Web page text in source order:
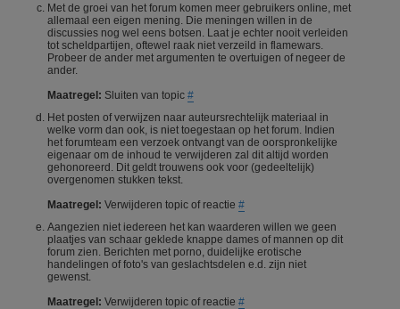
Met de groei van het forum komen meer gebruikers online, met
allemaal een eigen mening. Die meningen willen in de
discussies nog wel eens botsen. Laat je echter nooit verleiden
tot scheldpartijen, oftewel raak niet verzeild in flamewars.
Probeer de ander met argumenten te overtuigen of negeer de
ander.
Maatregel: Sluiten van topic #
Het posten of verwijzen naar auteursrechtelijk materiaal in
welke vorm dan ook, is niet toegestaan op het forum. Indien
het forumteam een verzoek ontvangt van de oorspronkelijke
eigenaar om de inhoud te verwijderen zal dit altijd worden
gehonoreerd. Dit geldt trouwens ook voor (gedeeltelijk)
overgenomen stukken tekst.
Maatregel: Verwijderen topic of reactie #
Aangezien niet iedereen het kan waarderen willen we geen
plaatjes van schaar geklede knappe dames of mannen op dit
forum zien. Berichten met porno, duidelijke erotische
handelingen of foto's van geslachtsdelen e.d. zijn niet
gewenst.
Maatregel: Verwijderen topic of reactie #